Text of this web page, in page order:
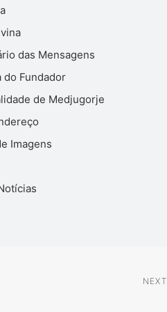
das Mensagens
do Fundador
de Medjugorje
Imagens
NEXT